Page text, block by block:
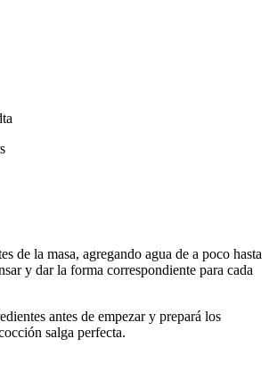
de la masa, agregando agua de a poco hasta
y dar la forma correspondiente para cada
antes de empezar y prepará los
salga perfecta.